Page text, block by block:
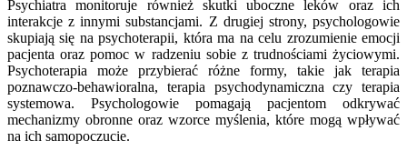
Psychiatra monitoruje również skutki uboczne leków oraz ich
interakcje z innymi substancjami. Z drugiej strony, psychologowie
skupiają się na psychoterapii, która ma na celu zrozumienie emocji
pacjenta oraz pomoc w radzeniu sobie z trudnościami życiowymi.
Psychoterapia może przybierać różne formy, takie jak terapia
poznawczo-behawioralna, terapia psychodynamiczna czy terapia
systemowa. Psychologowie pomagają pacjentom odkrywać
mechanizmy obronne oraz wzorce myślenia, które mogą wpływać
na ich samopoczucie.